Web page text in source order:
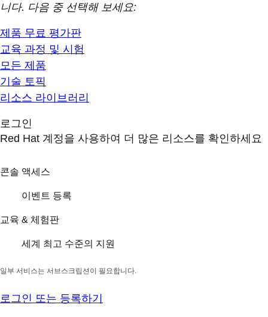
니다. 다음 중 선택해 보세요:
제품 무료 평가판
교육 과정 및 시험
모든 제품
기술 토픽
리소스 라이브러리
로그인
Red Hat 계정을 사용하여 더 많은 리소스를 확인하세요
콘솔 액세스
이벤트 등록
교육 & 체험판
세계 최고 수준의 지원
일부 서비스는 서브스크립션이 필요합니다.
로그인 또는 등록하기